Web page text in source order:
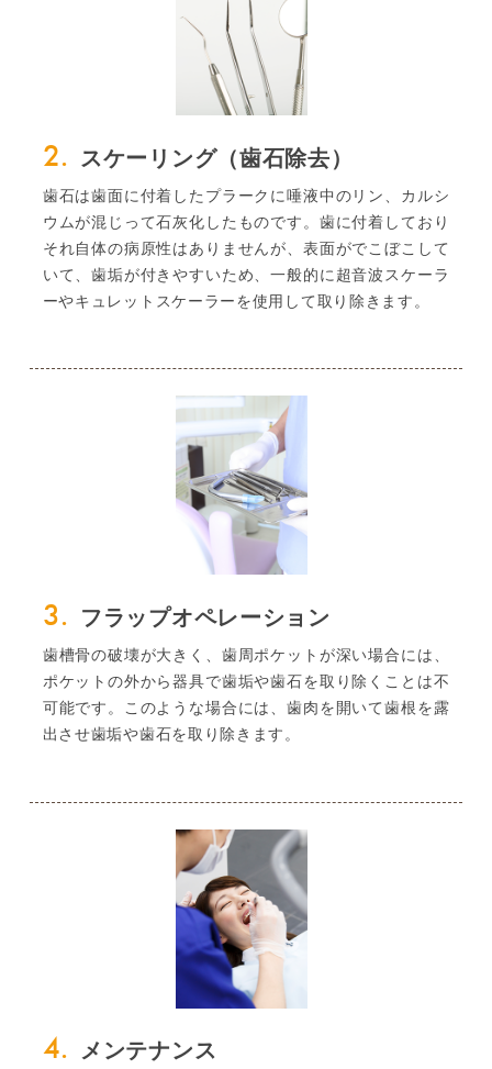
2. スケーリング（歯石除去）
歯石は歯面に付着したプラークに唾液中のリン、カルシ
ウムが混じって石灰化したものです。歯に付着しており
それ自体の病原性はありませんが、表面がでこぼこして
いて、歯垢が付きやすいため、一般的に超音波スケーラ
ーやキュレットスケーラーを使用して取り除きます。
3. フラップオペレーション
歯槽骨の破壊が大きく、歯周ポケットが深い場合には、
ポケットの外から器具で歯垢や歯石を取り除くことは不
可能です。このような場合には、歯肉を開いて歯根を露
出させ歯垢や歯石を取り除きます。
4. メンテナンス